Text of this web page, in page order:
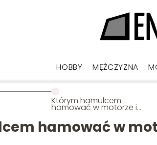
HOBBY MĘŻCZYZNA
Którym hamulcem
hamować w motorze i
bezpiecznie?
hamować w